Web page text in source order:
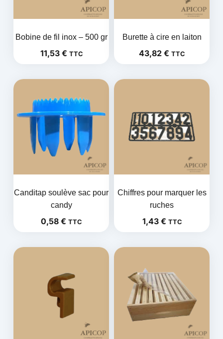
Bobine de fil inox – 500 gr
11,53 € TTC
Burette à cire en laiton
43,82 € TTC
Canditap soulève sac pour
candy
0,58 € TTC
Chiffres pour marquer les
ruches
1,43 € TTC